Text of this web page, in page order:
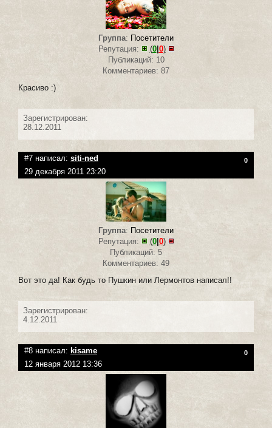
Группа: Посетители
Репутация:
(0| 0)
Публикаций: 10
Комментариев: 87
Красиво :)
Зарегистрирован:
28.12.2011
#7 написал: siti-ned 0
29 декабря 2011 23:20
Группа: Посетители
Репутация:
(0| 0)
Публикаций: 5
Комментариев: 49
Вот это да! Как будь то Пушкин или Лермонтов написал!!
Зарегистрирован:
4.12.2011
#8 написал: kisame 0
12 января 2012 13:36